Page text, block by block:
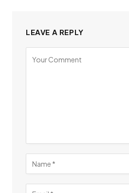
LEAVE A REPLY